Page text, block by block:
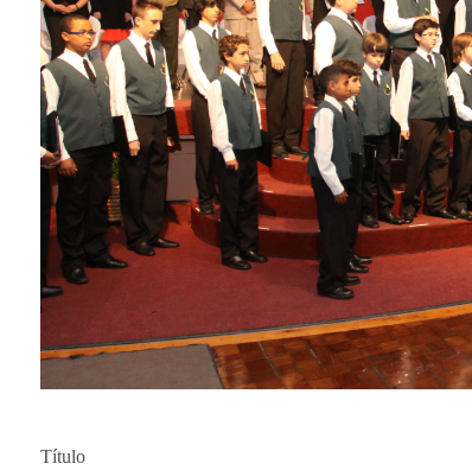
Título